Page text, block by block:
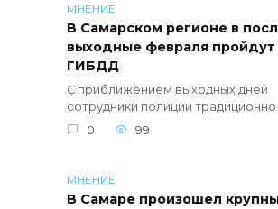
МНЕНИЕ
В Самарском регионе в
выходные февраля
ГИБДД
С приближением выходных дней
сотрудники полиции традиционно
0
99
МНЕНИЕ
В Самаре произошел